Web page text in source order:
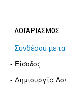
ΛΟΓΑΡΙΑΣΜΟΣ
Συνδέσου με
Είσοδος
Δημιουργία